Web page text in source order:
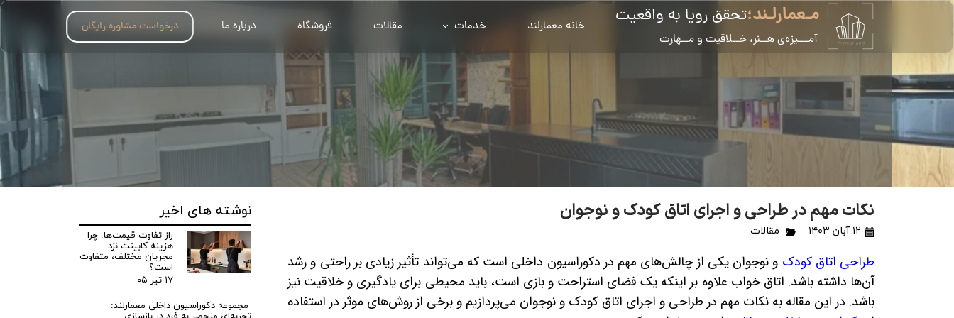
​آمـــیزه‌ی هــنر، خــلاقیت و مــهارت
مـعمارلـند؛تحقق رویا به واقعیت درخواست مشاوره رایگان خانه معمارلند خدمات مقالات فروشگاه درباره ما
نکات مهم در طراحی و اجرای اتاق کودک و نوجوان
۱۲ آبان ۱۴۰۳ مقالات
طراحی اتاق کودک و نوجوان یکی از چالش‌های مهم در دکوراسیون داخلی است که می‌تواند تأثیر زیادی بر راحتی و رشد
آن‌ها داشته باشد. اتاق خواب علاوه بر اینکه یک فضای استراحت و بازی است، باید محیطی برای یادگیری و خلاقیت نیز
باشد. در این مقاله به نکات مهم در طراحی و اجرای اتاق کودک و نوجوان می‌پردازیم و برخی از روش‌های موثر در استفاده
نوشته های اخیر
راز تفاوت قیمت‌ها: چرا
هزینه کابینت نزد
مجریان مختلف، متفاوت
است؟
۱۷ تیر ۰۵
مجموعه دکوراسیون داخلی معمارلند: